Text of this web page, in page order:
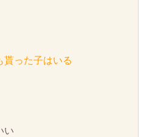
貰った子はいる
い